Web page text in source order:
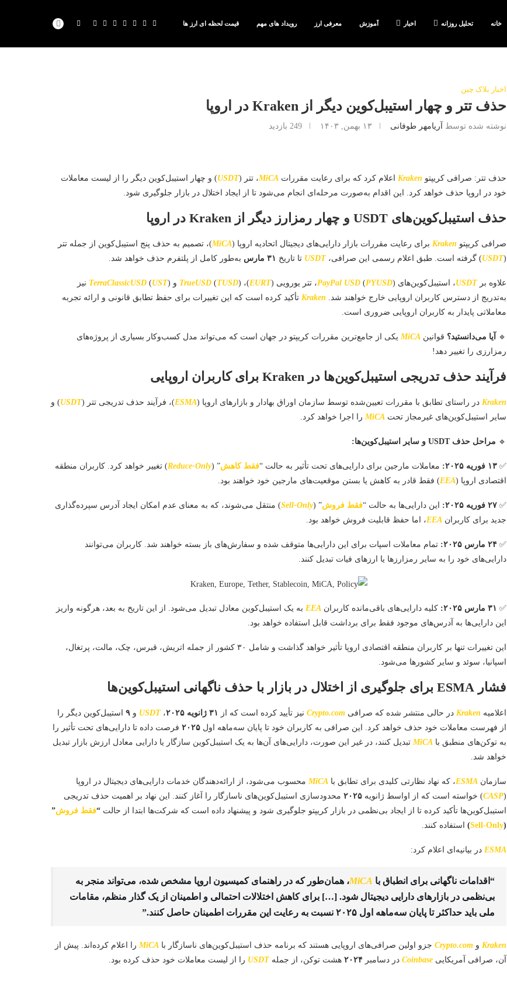
خانه تحلیل روزانه اخبار آموزش معرفی ارز رویداد های مهم قیمت لحظه ای ارز ها
اخبار بلاک چین
حذف تتر و چهار استیبل‌کوین دیگر از Kraken در اروپا
نوشته شده توسط آریامهر طوفانی ۱۳ بهمن, ۱۴۰۳ 249 بازدید
حذف تتر: صرافی کریپتو Kraken اعلام کرد که برای رعایت مقرراتMiCA، تتر (USDT) و چهار استیبل‌کوین دیگر را از لیست معاملات
خود در اروپا حذف خواهد کرد. این اقدام به‌صورت مرحله‌ای انجام می‌شود تا از ایجاد اختلال در بازار جلوگیری شود.
حذف استیبل‌کوین‌های USDT و چهار رمزارز دیگر از Kraken در اروپا
صرافی کریپتو Kraken برای رعایت مقررات بازار دارایی‌های دیجیتال اتحادیه اروپا (MiCA)، تصمیم به حذف پنج استیبل‌کوین از جمله تتر
(
USDT) گرفته است. طبق اعلام رسمی این صرافی،USDT تا تاریخ به‌طور کامل از پلتفرم حذف خواهد شد.
علاوه برUSDT، استیبل‌کوین‌های PayPal USD (PYUSD)، تتر یورویی ( EURT)، TrueUSD (TUSD) و TerraClassicUSD (UST
) نیز
به‌تدریج از دسترس کاربران اروپایی خارج خواهند شد. Kraken تأکید کرده است که این تغییرات برای حفظ تطابق قانونی و ارائه تجربه
معاملاتی پایدار به کاربران اروپایی ضروری است.
🔹 آیا می‌دانستید؟ قوانینMiCA یکی از جامع‌ترین مقررات کریپتو در جهان است که می‌تواند مدل کسب‌وکار بسیاری از پروژه‌های
رمزارزی را تغییر دهد!
فرآیند حذف تدریجی استیبل‌کوین‌ها در Kraken برای کاربران اروپایی
Kraken در راستای تطابق با مقررات تعیین‌شده توسط سازمان اوراق بهادار و بازارهای اروپا (ESMA)، فرآیند حذف تدریجی تتر (USDT) و
سایر استیبل‌کوین‌های غیرمجاز تحتMiCA را اجرا خواهد کرد.
🔹 مراحل حذف USDT و سایر استیبل‌کوین‌ها:
✅۱۳ فوریه ۲۰۲۵: معاملات مارجین برای دارایی‌های تحت تأثیر به حالت “فقط کاهش” (
Reduce-Only) تغییر خواهد کرد. کاربران منطقه
اقتصادی اروپا (EEA) فقط قادر به کاهش یا بستن موقعیت‌های مارجین خود خواهند بود.
✅۲۷ فوریه ۲۰۲۵: این دارایی‌ها به حالت “فقط فروش” (
Sell-Only) منتقل می‌شوند، که به معنای عدم امکان ایجاد آدرس سپرده‌گذاری
جدید برای کاربرانEEA، اما حفظ قابلیت فروش خواهد بود.
✅۲۴ مارس ۲۰۲۵:
تمام معاملات اسپات برای این دارایی‌ها متوقف شده و سفارش‌های باز بسته خواهند شد. کاربران می‌توانند
دارایی‌های خود را به سایر رمزارزها یا ارزهای فیات تبدیل کنند.
✅ ۳۱ مارس ۲۰۲۵: کلیه دارایی‌های باقی‌مانده کاربرانEEA به یک استیبل‌کوین معادل تبدیل می‌شود. از این تاریخ به بعد، هرگونه واریز
این دارایی‌ها به آدرس‌های موجود فقط برای برداشت قابل استفاده خواهد بود.
این تغییرات تنها بر کاربران منطقه اقتصادی اروپا تأثیر خواهد گذاشت و شامل ۳۰ کشور از جمله اتریش، قبرس، چک، مالت، پرتغال،
اسپانیا، سوئد و سایر کشورها می‌شود.
فشار ESMA برای جلوگیری از اختلال در بازار با حذف ناگهانی استیبل‌کوین‌ها
اعلامیه Kraken در حالی منتشر شده که صرافیCrypto.com نیز تأیید کرده است که از ۳۱ ژانویه ۲۰۲۵ ،USDT و۹ استیبل‌کوین دیگر را
از فهرست معاملات خود حذف خواهد کرد. این صرافی به کاربران خود تا پایان سه‌ماهه اول۲۰۲۵ فرصت داده تا دارایی‌های تحت تأثیر را
به توکن‌های منطبق باMiCA تبدیل کنند، در غیر این صورت، دارایی‌های آن‌ها به یک استیبل‌کوین سازگار یا دارایی معادل ارزش بازار تبدیل
خواهد شد.
سازمانESMA، که نهاد نظارتی کلیدی برای تطابق باMiCA محسوب می‌شود، از ارائه‌دهندگان خدمات دارایی‌های دیجیتال در اروپا
(
CASP) خواسته است که از اواسط ژانویه۲۰۲۵ محدودسازی استیبل‌کوین‌های ناسازگار را آغاز کنند. این نهاد بر اهمیت حذف تدریجی
استیبل‌کوین‌ها تأکید کرده تا از ایجاد بی‌نظمی در بازار کریپتو جلوگیری شود و پیشنهاد داده است که شرکت‌ها ابتدا از حالت “فقط فروش”
(
Sell-Only
) استفاده کنند.
ESMA در بیانیه‌ای اعلام کرد:
“اقدامات ناگهانی برای انطباق با MiCA، همان‌طور که در راهنمای کمیسیون اروپا مشخص شده، می‌تواند منجر به
بی‌نظمی در بازارهای دارایی دیجیتال شود. […] برای کاهش اختلالات احتمالی و اطمینان از یک گذار منظم، مقامات
ملی باید حداکثر تا پایان سه‌ماهه اول ۲۰۲۵ نسبت به رعایت این مقررات اطمینان حاصل کنند.”
Kraken وCrypto.com جزو اولین صرافی‌های اروپایی هستند که برنامه حذف استیبل‌کوین‌های ناسازگار باMiCA را اعلام کرده‌اند. پیش از
آن، صرافی آمریکاییCoinbase در دسامبر۲۰۲۴ هشت توکن، از جملهUSDT را از لیست معاملات خود حذف کرده بود.